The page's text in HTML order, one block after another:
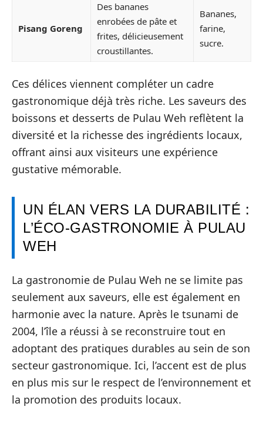
Pisang Goreng
Des bananes
enrobées de pâte et
frites, délicieusement
croustillantes.
Bananes,
farine,
sucre.
Ces délices viennent compléter un cadre
gastronomique déjà très riche. Les saveurs des
boissons et desserts de Pulau Weh reflètent la
diversité et la richesse des ingrédients locaux,
offrant ainsi aux visiteurs une expérience
gustative mémorable.
UN ÉLAN VERS LA DURABILITÉ :
L’ÉCO-GASTRONOMIE À PULAU
WEH
La gastronomie de Pulau Weh ne se limite pas
seulement aux saveurs, elle est également en
harmonie avec la nature. Après le tsunami de
2004, l’île a réussi à se reconstruire tout en
adoptant des pratiques durables au sein de son
secteur gastronomique. Ici, l’accent est de plus
en plus mis sur le respect de l’environnement et
la promotion des produits locaux.